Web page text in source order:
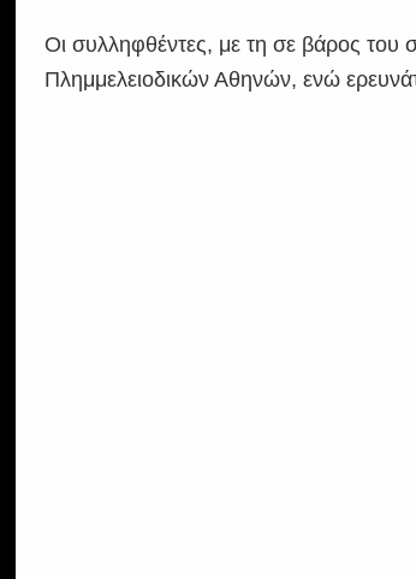
Οι συλληφθέντες, με τη σε βάρος του
Πλημμελειοδικών Αθηνών, ενώ